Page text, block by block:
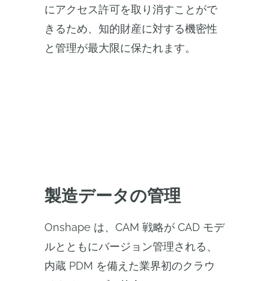
にアクセス許可を取り消すことがで
きるため、知的財産に対する機密性
と管理が最大限に保たれます。
製造データの管理
Onshape は、CAM 戦略が CAD モデ
ルとともにバージョン管理される、
内蔵 PDM を備えた業界初のクラウ